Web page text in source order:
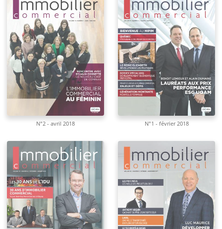
N°2 - avril 2018 N°1 - février 2018